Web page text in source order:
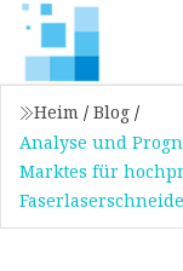
Heim / Blog /
Analyse und
Marktes für